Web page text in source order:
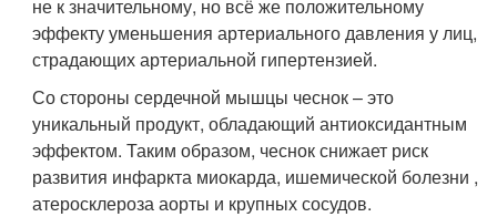
не к значительному, но всё же положительному
эффекту уменьшения артериального давления у лиц,
страдающих артериальной гипертензией.
Со стороны сердечной мышцы чеснок – это
уникальный продукт, обладающий антиоксидантным
эффектом. Таким образом, чеснок снижает риск
развития инфаркта миокарда, ишемической болезни ,
атеросклероза аорты и крупных сосудов.